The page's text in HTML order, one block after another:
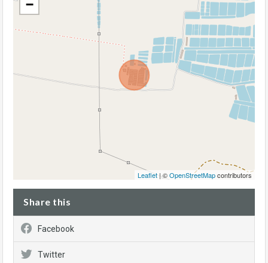
−
Leaflet | ©OpenStreetMapcontributors
Share this
Facebook
Twitter